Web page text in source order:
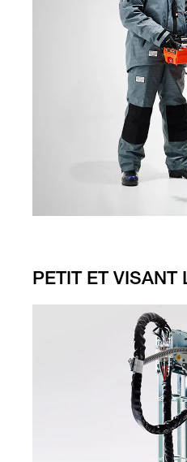
PETIT ET VISANT